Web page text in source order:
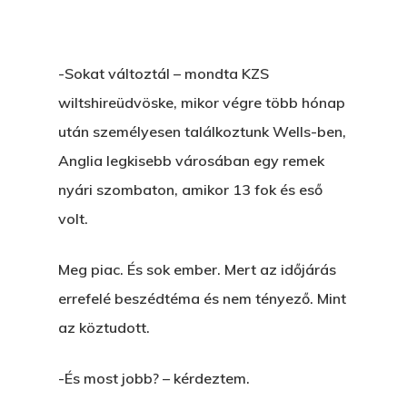
-Sokat változtál – mondta KZS
wiltshireüdvöske, mikor végre több hónap
után személyesen találkoztunk Wells-ben,
Anglia legkisebb városában egy remek
nyári szombaton, amikor 13 fok és eső
volt.
Meg piac. És sok ember. Mert az időjárás
errefelé beszédtéma és nem tényező. Mint
az köztudott.
-És most jobb? – kérdeztem.